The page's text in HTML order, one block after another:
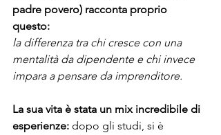
padre povero) racconta proprio
questo:
la differenza tra chi cresce con una
mentalità da dipendente e chi invece
impara a pensare da imprenditore.
La sua vita è stata un mix incredibile di
esperienze: dopo gli studi, si è